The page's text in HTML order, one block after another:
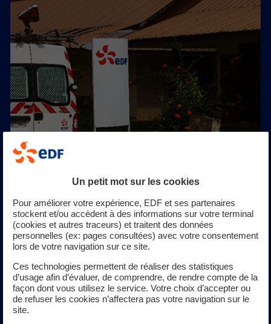
chaque citoyen dans la maîtrise de l’énergie, avec des
solutions durables et des initiatives pour les plus fragiles.
...
Un petit mot sur les cookies
Pour améliorer votre expérience, EDF et ses partenaires
stockent et/ou accèdent à des informations sur votre terminal
(cookies et autres traceurs) et traitent des données
personnelles (ex: pages consultées) avec votre consentement
lors de votre navigation sur ce site.
Ces technologies permettent de réaliser des statistiques
d’usage afin d’évaluer, de comprendre, de rendre compte de la
façon dont vous utilisez le service. Votre choix d’accepter ou
de refuser les cookies n’affectera pas votre navigation sur le
site.